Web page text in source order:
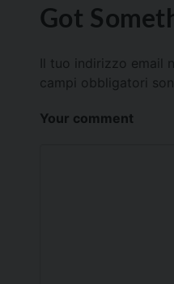
Got
Il tuo indirizzo email
campi obbligatori
Your comment